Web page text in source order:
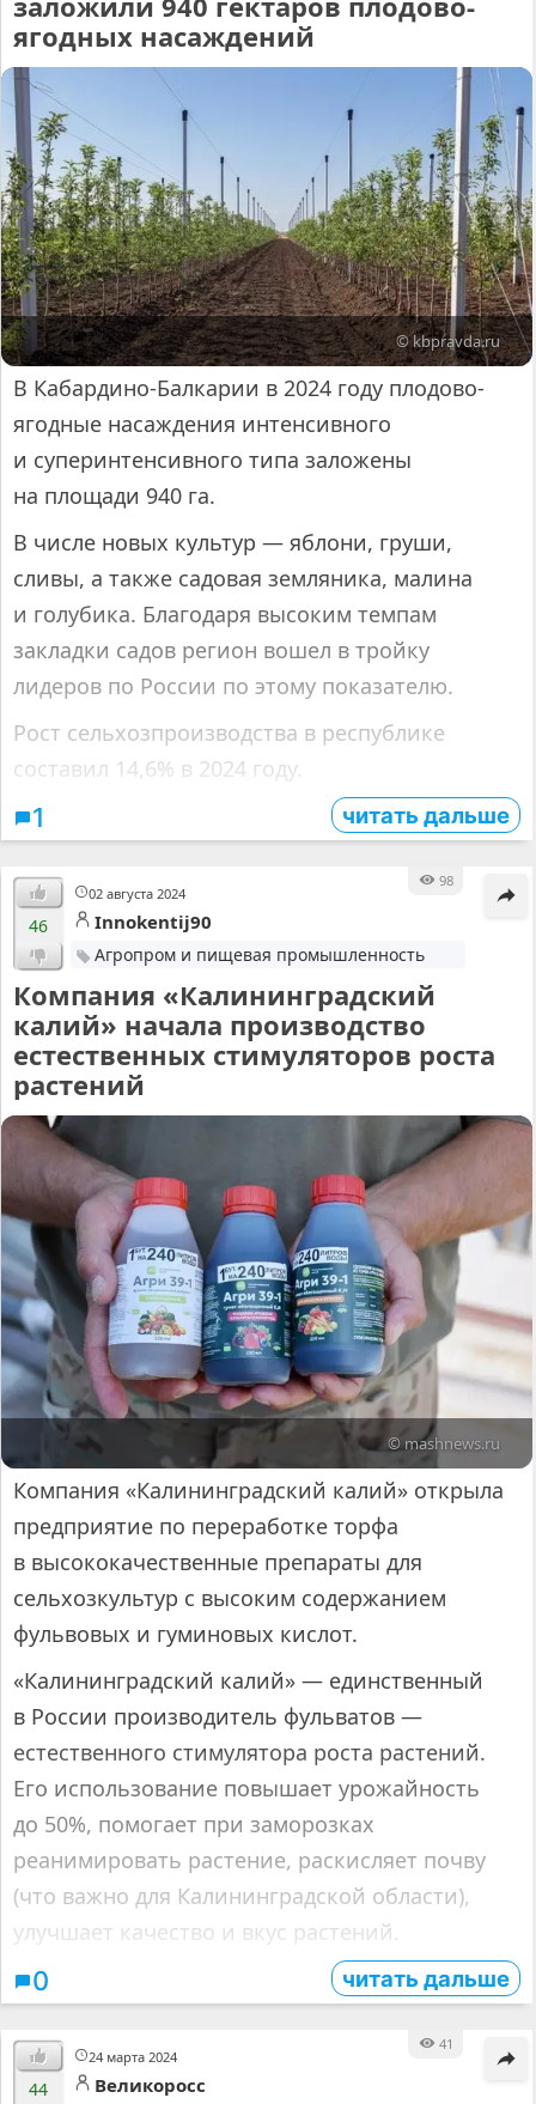
ягодных насаждений
© kbpravda.ru
В Кабардино-Балкарии в 2024 году плодово-
ягодные насаждения интенсивного
и суперинтенсивного типа заложены
на площади 940 га.
В числе новых культур — яблони, груши,
сливы, а также садовая земляника, малина
и голубика. Благодаря высоким темпам
закладки садов регион вошел в тройку
лидеров по России по этому показателю.
Рост сельхозпроизводства в республике
составил 14,6% в 2024 году.
1 читать дальше
02 августа 2024
98
46 Innokentij90
Агропром и пищевая промышленность
Компания «Калининградский
калий» начала производство
естественных стимуляторов роста
растений
© mashnews.ru
Компания «Калининградский калий» открыла
предприятие по переработке торфа
в высококачественные препараты для
сельхозкультур с высоким содержанием
фульвовых и гуминовых кислот.
«Калининградский калий» — единственный
в России производитель фульватов —
естественного стимулятора роста растений.
Его использование повышает урожайность
до 50%, помогает при заморозках
реанимировать растение, раскисляет почву
(что важно для Калининградской области),
улучшает качество и вкус растений.
0 читать дальше
24 марта 2024
41
44 Великоросс